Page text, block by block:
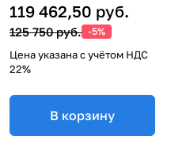
119 462,50 руб.
125 750 руб. -5%
Цена указана с учётом НДС
22%
В корзину